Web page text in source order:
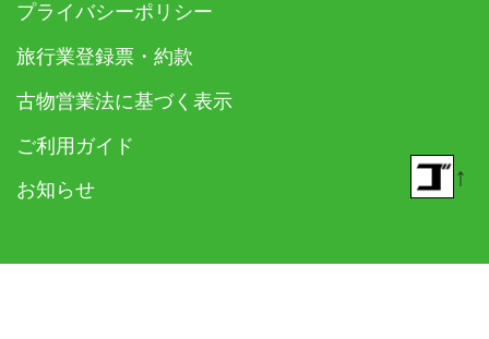
プライバシーポリシー
旅行業登録票・約款
古物営業法に基づく表示
ご利用ガイド
お知らせ ↑